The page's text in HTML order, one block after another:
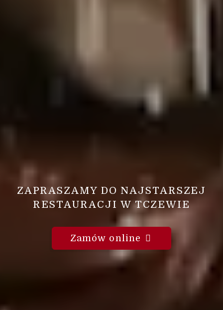
ZAPRASZAMY DO NAJSTARSZEJ
RESTAURACJI W TCZEWIE
Zamów online